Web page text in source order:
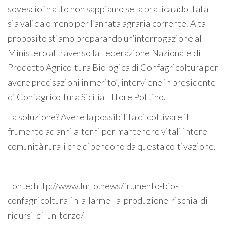
sovescio in atto non sappiamo se la pratica adottata
sia valida o meno per l’annata agraria corrente. A tal
proposito stiamo preparando un’interrogazione al
Ministero attraverso la Federazione Nazionale di
Prodotto Agricoltura Biologica di Confagricoltura per
avere precisazioni in merito”, interviene in presidente
di Confagricoltura Sicilia Ettore Pottino.
La soluzione? Avere la possibilità di coltivare il
frumento ad anni alterni per mantenere vitali intere
comunità rurali che dipendono da questa coltivazione.
Fonte: http://www.lurlo.news/frumento-bio-
confagricoltura-in-allarme-la-produzione-rischia-di-
ridursi-di-un-terzo/